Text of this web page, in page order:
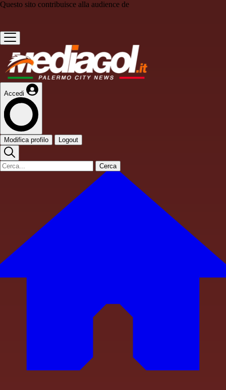
Questo sito contribuisce alla audience de
Accedi
Modifica profilo Logout
Cerca